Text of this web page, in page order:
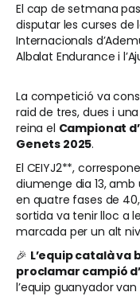
El cap de setmana
disputar les curses
Internacionals
Albalat Endurance i
La competició va
raid de tres, dues i
reina el Campionat
Genets 2025.
El CEIYJ2**,
diumenge dia 13,
en quatre fases de
sortida va tenir lloc a
marcada per un alt
🎉 L’equip català va
proclamar campió
l’equip guanyador van